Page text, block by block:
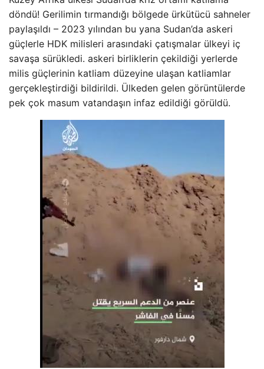
döndü! Gerilimin tırmandığı bölgede ürkütücü sahneler
paylaşıldı – 2023 yılından bu yana Sudan’da askeri
güçlerle HDK milisleri arasındaki çatışmalar ülkeyi iç
savaşa sürükledi. askeri birliklerin çekildiği yerlerde
milis güçlerinin katliam düzeyine ulaşan katliamlar
gerçekleştirdiği bildirildi. Ülkeden gelen görüntülerde
pek çok masum vatandaşın infaz edildiği görüldü.